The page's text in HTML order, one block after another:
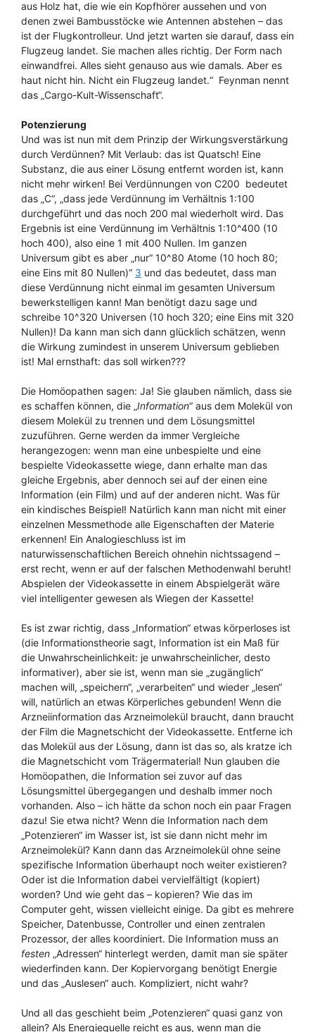
aus Holz hat, die wie ein Kopfhörer aussehen und von
denen zwei Bambusstöcke wie Antennen abstehen – das
ist der Flugkontrolleur. Und jetzt warten sie darauf, dass ein
Flugzeug landet. Sie machen alles richtig. Der Form nach
einwandfrei. Alles sieht genauso aus wie damals. Aber es
haut nicht hin. Nicht ein Flugzeug landet.“ Feynman nennt
das „Cargo-Kult-Wissenschaft“.
Potenzierung
Und was ist nun mit dem Prinzip der Wirkungsverstärkung
durch Verdünnen? Mit Verlaub: das ist Quatsch! Eine
Substanz, die aus einer Lösung entfernt worden ist, kann
nicht mehr wirken! Bei Verdünnungen von C200 bedeutet
das „C“, „dass jede Verdünnung im Verhältnis 1:100
durchgeführt und das noch 200 mal wiederholt wird. Das
Ergebnis ist eine Verdünnung im Verhältnis 1:10^400 (10
hoch 400), also eine 1 mit 400 Nullen. Im ganzen
Universum gibt es aber „nur“ 10^80 Atome (10 hoch 80;
eine Eins mit 80 Nullen)“ 3 und das bedeutet, dass man
diese Verdünnung nicht einmal im gesamten Universum
bewerkstelligen kann! Man benötigt dazu sage und
schreibe 10^320 Universen (10 hoch 320; eine Eins mit 320
Nullen)! Da kann man sich dann glücklich schätzen, wenn
die Wirkung zumindest in unserem Universum geblieben
ist! Mal ernsthaft: das soll wirken???
Die Homöopathen sagen: Ja! Sie glauben nämlich, dass sie
es schaffen können, die „Information“ aus dem Molekül von
diesem Molekül zu trennen und dem Lösungsmittel
zuzuführen. Gerne werden da immer Vergleiche
herangezogen: wenn man eine unbespielte und eine
bespielte Videokassette wiege, dann erhalte man das
gleiche Ergebnis, aber dennoch sei auf der einen eine
Information (ein Film) und auf der anderen nicht. Was für
ein kindisches Beispiel! Natürlich kann man nicht mit einer
einzelnen Messmethode alle Eigenschaften der Materie
erkennen! Ein Analogieschluss ist im
naturwissenschaftlichen Bereich ohnehin nichtssagend –
erst recht, wenn er auf der falschen Methodenwahl beruht!
Abspielen der Videokassette in einem Abspielgerät wäre
viel intelligenter gewesen als Wiegen der Kassette!
Es ist zwar richtig, dass „Information“ etwas körperloses ist
(die Informationstheorie sagt, Information ist ein Maß für
die Unwahrscheinlichkeit: je unwahrscheinlicher, desto
informativer), aber sie ist, wenn man sie „zugänglich“
machen will, „speichern“, „verarbeiten“ und wieder „lesen“
will, natürlich an etwas Körperliches gebunden! Wenn die
Arzneiinformation das Arzneimolekül braucht, dann braucht
der Film die Magnetschicht der Videokassette. Entferne ich
das Molekül aus der Lösung, dann ist das so, als kratze ich
die Magnetschicht vom Trägermaterial! Nun glauben die
Homöopathen, die Information sei zuvor auf das
Lösungsmittel übergegangen und deshalb immer noch
vorhanden. Also – ich hätte da schon noch ein paar Fragen
dazu! Sie etwa nicht? Wenn die Information nach dem
„Potenzieren“ im Wasser ist, ist sie dann nicht mehr im
Arzneimolekül? Kann dann das Arzneimolekül ohne seine
spezifische Information überhaupt noch weiter existieren?
Oder ist die Information dabei vervielfältigt (kopiert)
worden? Und wie geht das – kopieren? Wie das im
Computer geht, wissen vielleicht einige. Da gibt es mehrere
Speicher, Datenbusse, Controller und einen zentralen
Prozessor, der alles koordiniert. Die Information muss an
festen „Adressen“ hinterlegt werden, damit man sie später
wiederfinden kann. Der Kopiervorgang benötigt Energie
und das „Auslesen“ auch. Kompliziert, nicht wahr?
Und all das geschieht beim „Potenzieren“ quasi ganz von
allein? Als Energiequelle reicht es aus, wenn man die